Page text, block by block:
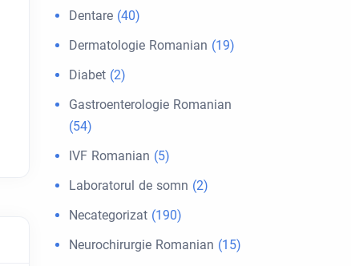
Dentare (40)
Dermatologie Romanian (19)
Diabet (2)
Gastroenterologie Romanian
(54)
IVF Romanian (5)
Laboratorul de somn (2)
Necategorizat (190)
Neurochirurgie Romanian (15)